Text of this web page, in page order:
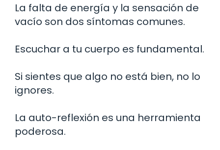
La falta de energía y la sensación de
vacío son dos síntomas comunes.
Escuchar a tu cuerpo es fundamental.
Si sientes que algo no está bien, no lo
ignores.
La auto-reflexión es una herramienta
poderosa.